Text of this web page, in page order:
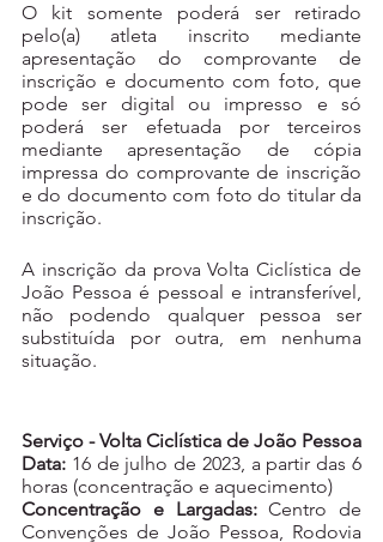
O kit somente poderá ser retirado
pelo(a) atleta inscrito mediante
apresentação do comprovante de
inscrição e documento com foto, que
pode ser digital ou impresso e só
poderá ser efetuada por terceiros
mediante apresentação de cópia
impressa do comprovante de inscrição
e do documento com foto do titular da
inscrição.
A inscrição da prova Volta Ciclística de
João Pessoa é pessoal e intransferível,
não podendo qualquer pessoa ser
substituída por outra, em nenhuma
situação.
Serviço - Volta Ciclística de João Pessoa
Data: 16 de julho de 2023, a partir das 6
horas (concentração e aquecimento)
Concentração e Largadas: Centro de
Convenções de João Pessoa, Rodovia